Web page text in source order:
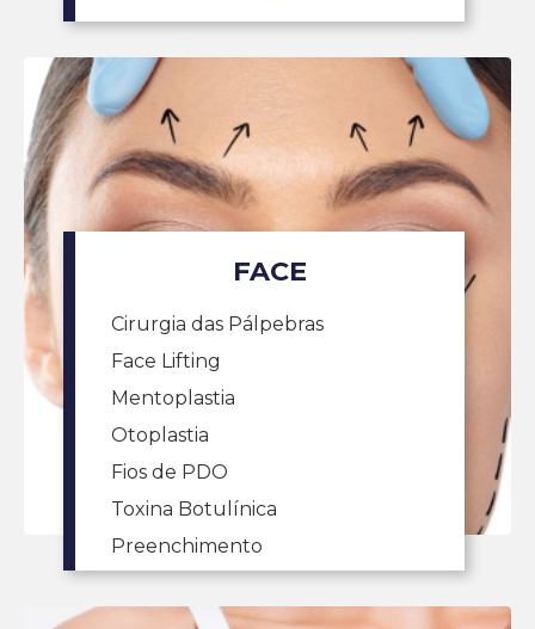
FACE
Cirurgia das Pálpebras
Face Lifting
Mentoplastia
Otoplastia
Fios de PDO
Toxina Botulínica
Preenchimento